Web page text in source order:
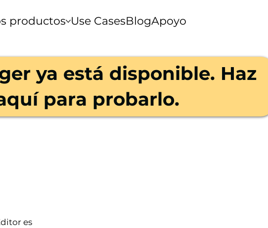
productos Use CasesBlogApoyo
ya está disponible. Haz
para probarlo.
es